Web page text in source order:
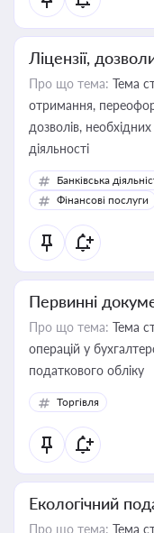
Ліцензії,
Про що тема: Тема
отримання,
дозволів,
діяльності
Банківська
Фінансові послуги
Первинні
Про що тема: Тема
операцій у
податкового обліку
Торгівля
Екологічний
Про що тема: Тема